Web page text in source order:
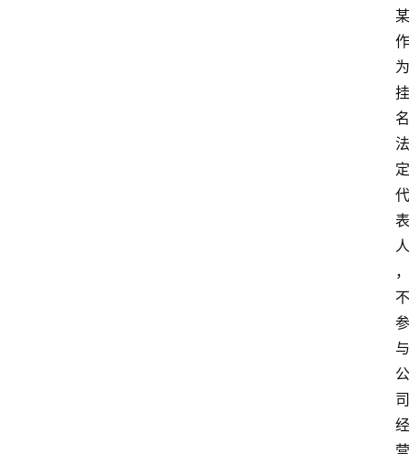
某
作
为
挂
名
法
定
代
表
人
，
不
参
与
公
司
经
营